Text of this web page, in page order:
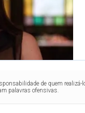
de quem
palavras ofensivas.